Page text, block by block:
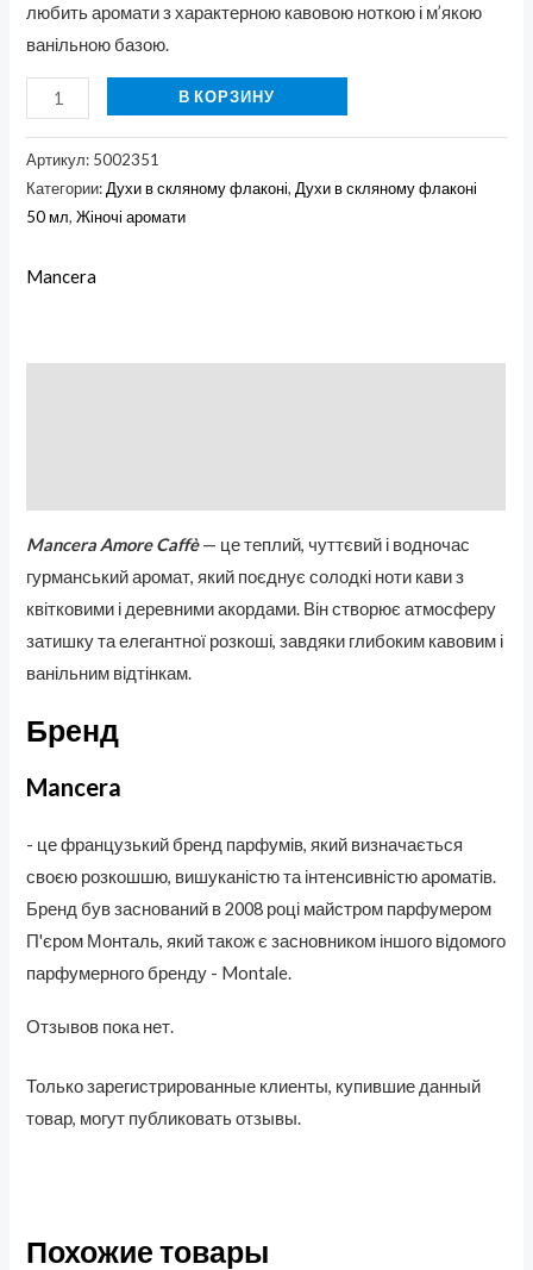
любить аромати з характерною кавовою ноткою і м’якою
ванільною базою.
В КОРЗИНУ
Артикул: 5002351
Категории:Духи в скляному флаконі,Духи в скляному флаконі
50 мл,Жіночі аромати
Mancera
Mancera Amore Caffè— це теплий, чуттєвий і водночас
гурманський аромат, який поєднує солодкі ноти кави з
квітковими і деревними акордами. Він створює атмосферу
затишку та елегантної розкоші, завдяки глибоким кавовим і
ванільним відтінкам.
Бренд
Mancera
- це французький бренд парфумів, який визначається
своєю розкошшю, вишуканістю та інтенсивністю ароматів.
Бренд був заснований в 2008 році майстром парфумером
П'єром Монталь, який також є засновником іншого відомого
парфумерного бренду - Montale.
Отзывов пока нет.
Только зарегистрированные клиенты, купившие данный
товар, могут публиковать отзывы.
Похожие товары